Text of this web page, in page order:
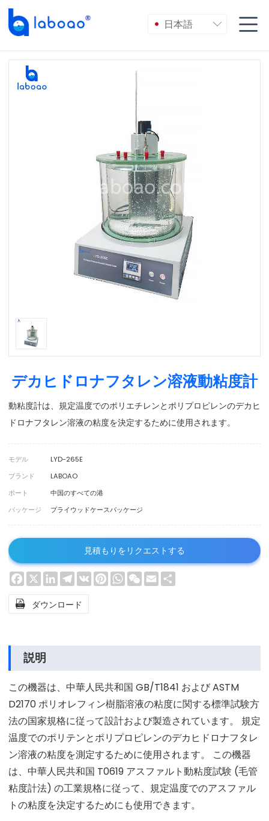
日本語  
デカヒドロナフタレン溶液動粘度計
動粘度計は、規定温度でのポリエチレンとポリプロピレンのデカヒ
ドロナフタレン溶液の粘度を決定するために使用されます。
モデル
LYD-265E
ブランド
LABOAO
ポート
中国のすべての港
パッケージ
プライウッドケースパッケージ
見積もりをリクエストする
Facebook
X LinkedInTelegram
VK PinterestWhatsApp
WeChat
Email
 ダウンロード
説明
この機器は、中華人民共和国 GB/T1841 および ASTM
D2170 ポリオレフィン樹脂溶液の粘度に関する標準試験方
法の国家規格に従って設計および製造されています。 規定
温度でのポリテンとポリプロピレンのデカヒドロナフタレ
ン溶液の粘度を測定するために使用されます。 この機器
は、中華人民共和国 T0619 アスファルト動粘度試験 (毛管
粘度計法) の工業規格に従って、規定温度でのアスファル
トの粘度を決定するためにも使用できます。